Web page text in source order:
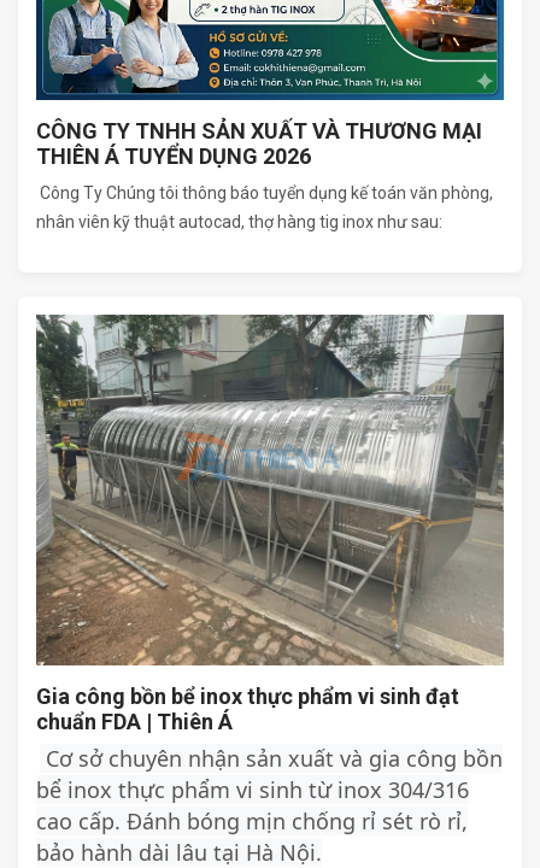
CÔNG TY TNHH SẢN XUẤT VÀ THƯƠNG MẠI
THIÊN Á TUYỂN DỤNG 2026
Công Ty Chúng tôi thông báo tuyển dụng kế toán văn phòng,
nhân viên kỹ thuật autocad, thợ hàng tig inox như sau:
Gia công bồn bể inox thực phẩm vi sinh đạt
chuẩn FDA | Thiên Á
Cơ sở chuyên nhận sản xuất và gia công bồn
bể inox thực phẩm vi sinh từ inox 304/316
cao cấp. Đánh bóng mịn chống rỉ sét rò rỉ,
bảo hành dài lâu tại Hà Nội.